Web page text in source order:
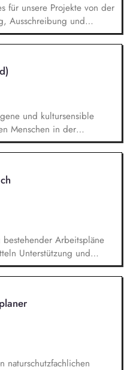
für unsere Projekte von der
Ausschreibung und
bis zur Abnahme
an den Investor.
Netzbetreibern zum
der geltenden
Ansprechpartner:in
Infrastruktur
sowie
Koordination mit internen
und kultursensible
Menschen in der
Neckartenzlingen (Beratung
Arbeit, Wohnen,
mit den
Kommune etc.)
(m/w/d) für Ehrenamtliche
Arbeitspläne
Unterstützung und
in der Produktion
von
Auswertung und
Identifikation von
bei der
in den Arbeitsplänen
in den
naturschutzfachlichen